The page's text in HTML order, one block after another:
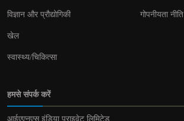
विज्ञान और प्रौद्योगिकी
खेल
स्वास्थ्य/चिकित्सा
गोपनीयता नीति
हमसे संपर्क करें
आईएएनएस इंडिया प्राइवेट लिमिटेड